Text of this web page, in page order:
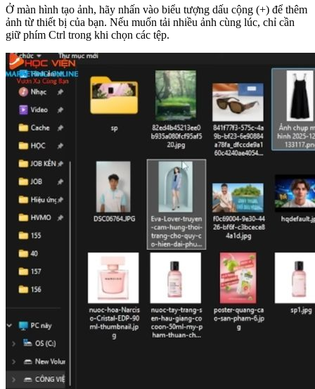
Ở màn hình tạo ảnh, hãy nhấn vào biểu tượng dấu cộng (+) để thêm
ảnh từ thiết bị của bạn. Nếu muốn tải nhiều ảnh cùng lúc, chỉ cần
giữ phím Ctrl trong khi chọn các tệp.